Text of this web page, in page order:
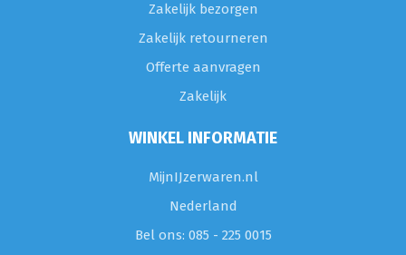
Zakelijk bezorgen
Zakelijk retourneren
Offerte aanvragen
Zakelijk
WINKEL INFORMATIE
MijnIJzerwaren.nl
Nederland
Bel ons: 085 - 225 0015